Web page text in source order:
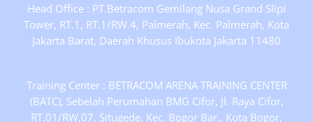
Head Office : PT.Betracom Gemilang Nusa Grand Slipi
Tower, RT.1, RT.1/RW.4, Palmerah, Kec. Palmerah, Kota
Jakarta Barat, Daerah Khusus Ibukota Jakarta 11480
Training Center : BETRACOM ARENA TRAINING CENTER
(BATC), Sebelah Perumahan BMG Cifor, Jl. Raya Cifor,
RT.01/RW.07, Situgede, Kec. Bogor Bar., Kota Bogor,